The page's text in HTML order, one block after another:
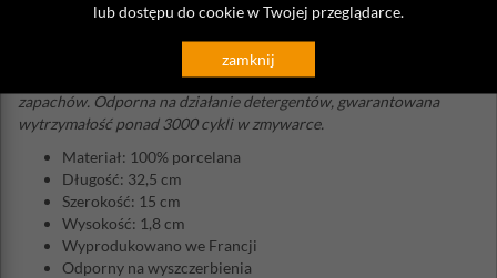
lub dostępu do cookie w Twojej przeglądarce.
zamknij
Dzięki niskiej porowatości (0,05%), jej powierzchnia jest
higieniczna - nie przyjmuje zanieczyszczeń i nie pochłania
zapachów. Odporna na działanie detergentów, gwarantowana
wytrzymałość ponad 3000 cykli w zmywarce.
Materiał: 100% porcelana
Długość: 32,5 cm
Szerokość: 15 cm
Wysokość: 1,8 cm
Wyprodukowano we Francji
Odporny na wyszczerbienia